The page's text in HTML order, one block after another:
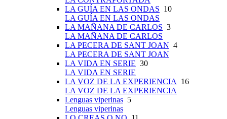
LA GUÍA EN LAS ONDAS 10
LA GUÍA EN LAS ONDAS
LA MAÑANA DE CARLOS 3
LA MAÑANA DE CARLOS
LA PECERA DE SANT JOAN 4
LA PECERA DE SANT JOAN
LA VIDA EN SERIE 30
LA VIDA EN SERIE
LA VOZ DE LA EXPERIENCIA 16
LA VOZ DE LA EXPERIENCIA
Lenguas viperinas 5
Lenguas viperinas